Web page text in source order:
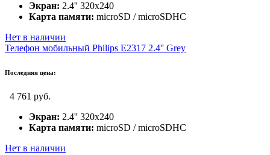
Экран: 2.4'' 320x240
Карта памяти: microSD / microSDHC
Нет в наличии
Телефон мобильный Philips E2317 2.4'' Grey
Последняя цена:
4 761 руб.
Экран: 2.4'' 320x240
Карта памяти: microSD / microSDHC
Нет в наличии